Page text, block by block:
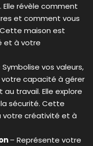
Elle révèle comment
et comment vous
maison est
et à votre
Symbolise vos valeurs,
votre capacité à gérer
travail. Elle explore
sécurité. Cette
votre créativité et à
– Représente votre